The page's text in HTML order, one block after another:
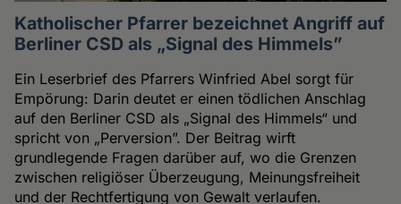
Katholischer Pfarrer bezeichnet Angriff auf
Berliner CSD als „Signal des Himmels”
Ein Leserbrief des Pfarrers Winfried Abel sorgt für
Empörung: Darin deutet er einen tödlichen Anschlag
auf den Berliner CSD als „Signal des Himmels“ und
spricht von „Perversion”. Der Beitrag wirft
grundlegende Fragen darüber auf, wo die Grenzen
zwischen religiöser Überzeugung, Meinungsfreiheit
und der Rechtfertigung von Gewalt verlaufen.